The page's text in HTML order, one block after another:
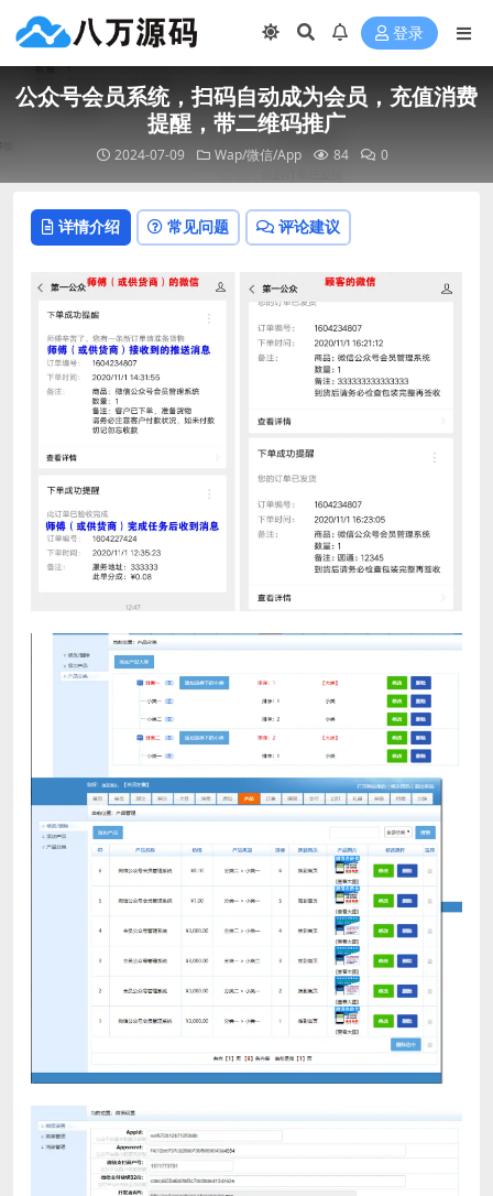
登录
公众号会员系统，扫码自动成为会员，充值消费
提醒，带二维码推广
2024-07-09 Wap/微信/App 84 0
详情介绍 常见问题 评论建议